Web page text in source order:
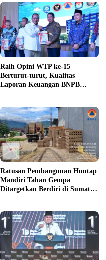
Raih Opini WTP ke-15
Berturut-turut, Kualitas
Laporan Keuangan BNPB
Ratusan Pembangunan Huntap
Mandiri Tahan Gempa
Ditargetkan Berdiri di Sumatra